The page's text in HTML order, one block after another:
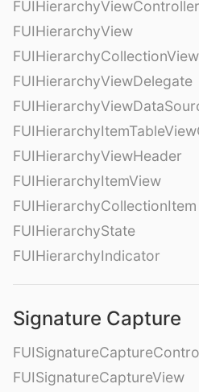
FUIHierarchyViewController
FUIHierarchyView
FUIHierarchyViewDelegate
FUIHierarchyViewHeader
FUIHierarchyItemView
FUIHierarchyCollectionItem
FUIHierarchyState
FUIHierarchyIndicator
Signature Capture
FUISignatureCaptureView